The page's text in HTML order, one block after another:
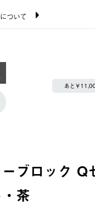
ついて
あと￥
ブロック
茶